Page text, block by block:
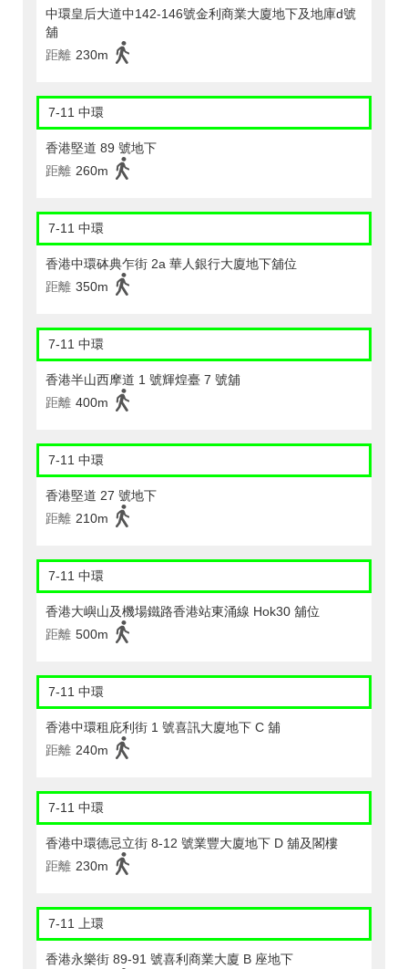
中環皇后大道中142-146號金利商業大廈地下及地庫d號
舖
距離 230m
7-11 中環
香港堅道 89 號地下
距離 260m
7-11 中環
香港中環砵典乍街 2a 華人銀行大廈地下舖位
距離 350m
7-11 中環
香港半山西摩道 1 號輝煌臺 7 號舖
距離 400m
7-11 中環
香港堅道 27 號地下
距離 210m
7-11 中環
香港大嶼山及機場鐵路香港站東涌線 Hok30 舖位
距離 500m
7-11 中環
香港中環租庇利街 1 號喜訊大廈地下 C 舖
距離 240m
7-11 中環
香港中環德忌立街 8-12 號業豐大廈地下 D 舖及閣樓
距離 230m
7-11 上環
香港永樂街 89-91 號喜利商業大廈 B 座地下